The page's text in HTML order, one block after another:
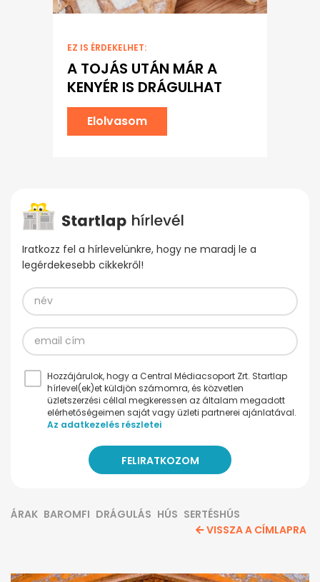
EZ IS ÉRDEKELHET:
A TOJÁS UTÁN MÁR A
KENYÉR IS DRÁGULHAT
Elolvasom
Iratkozz fel a hírlevelünkre, hogy ne maradj le a
legérdekesebb cikkekről!
Hozzájárulok, hogy a Central Médiacsoport Zrt. Startlap
hírlevel(ek)et küldjön számomra, és közvetlen
üzletszerzési céllal megkeressen az általam megadott
elérhetőségeimen saját vagy üzleti partnerei ajánlatával.
Az adatkezelés részletei
ÁRAK BAROMFI DRÁGULÁS HÚS SERTÉSHÚS
VISSZA A CÍMLAPRA